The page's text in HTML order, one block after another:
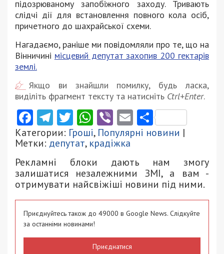
підозрюваному запобіжного заходу. Тривають
слідчі дії для встановлення повного кола осіб,
причетного до шахрайської схеми.
Нагадаємо, раніше ми повідомляли про те, що на
Вінничині місцевий депутат захопив 200 гектарів
землі.
Якщо ви знайшли помилку, будь ласка,
виділіть фрагмент тексту та натисніть Ctrl+Enter.
Facebook
Telegram
Twitter
WhatsApp
ViberEmail
Категории: Гроші, Популярні новини |
Метки: депутат, крадіжка
Рекламні блоки дають нам змогу
залишатися незалежними ЗМІ, а вам -
отримувати найсвіжіші новини під ними.
Приєднуйтесь також до 49000 в Google News. Слідкуйте
за останніми новинами!
Приєднатися